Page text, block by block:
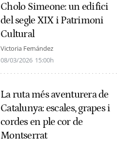
Cholo Simeone: un edifici
del segle XIX i Patrimoni
Cultural
Victoria Fernández
08/03/2026 15:00h
La ruta més aventurera de
Catalunya: escales, grapes i
cordes en ple cor de
Montserrat